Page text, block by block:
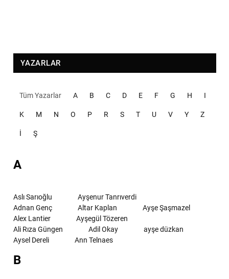
YAZARLAR
Tüm Yazarlar A B C D E F G H I
K M N O P R S T U V Y Z
İ Ş
A
Aslı Sarıoğlu
Ayşenur Tanrıverdi
Adnan Genç
Altar Kaplan
Ayşe Şaşmazel
Alex Lantier
Ayşegül Tözeren
Ali Rıza Güngen
Adil Okay
ayşe düzkan
Aysel Dereli
Ann Telnaes
B